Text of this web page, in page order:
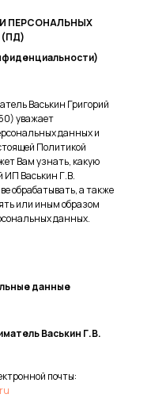
ПЕРСОНАЛЬНЫХ
Васькин Григорий
уважает
данных и
Политикой
Вам узнать, какую
ИП Васькин Г.В.
обрабатывать, а также
или иным образом
данных.
данные
Васькин Г.В.
почты: